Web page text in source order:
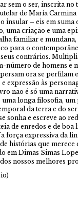
sem o ser, inscrita no
de Maria Carmina
insular – eis em suma
uma criação e uma
familiar e
para o
contrários.
número de homens e
ora se perfilam
expressão às
não é só uma
longa filosofia,
da terra e do
sonha e escreve ao
de enredos e de
força expressiva da
histórias que
em Dimas Simas
nossos melhores